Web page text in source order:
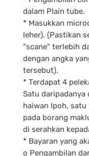
dalam Plain tube.
* Masukkan
leher). (Pastikan
"scane" terlebih
dengan angka
tersebut).
* Terdapat 4
Satu daripadanya
haiwan Ipoh,
pada borang
di serahkan
* Bayaran yang
o Pengambilan